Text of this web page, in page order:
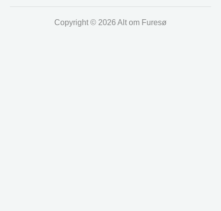
Copyright © 2026 Alt om Furesø